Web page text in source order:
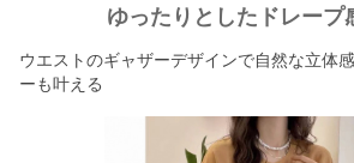
ゆったりとしたドレープ
ウエストのギャザーデザインで自然な立体
ーも叶える